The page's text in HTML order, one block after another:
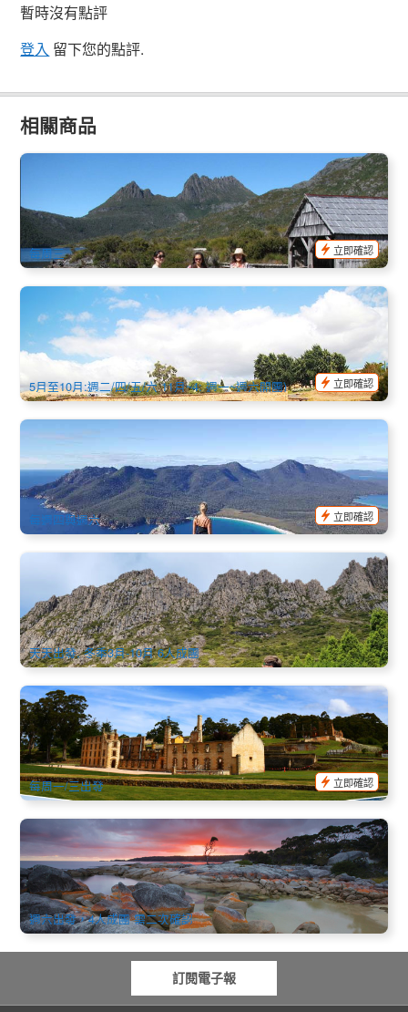
暫時沒有點評
登入 留下您的點評.
相關商品
霍巴特 - 搖籃山 - 朗塞斯頓 單程一日遊 (霍巴特出發/朗塞斯頓
253 已預訂
AUD $ 264.00 $275.00
TAS06101
每周三
立即確認
里奇蒙小鎮半日遊(英文) 霍巴特出發
172 已預訂
AUD $96.00 105.00
TAS06019
5月至10月:週二/四/五/六 11月~4: 週一~週六開團)
立即確認
塔斯馬尼亞│探索荒野與歷史6日英文團│霍巴特進出 Explorer
6
2.4k 已預訂
AUD $1,300.00 $1,365.00
TAS06185
每週四與週六
立即確認
塔洲全景中文5日遊
1.8k 已預訂
AUD $848.00
TAS06143
天天出發, 冬季3月-10月 6人成團
塔斯三日超級精選套餐：亞瑟港 + 酒杯灣 + 搖籃山(英文, 霍巴
特出發/朗賽斯頓結束)
59 已預訂
AUD $536.00 $570.00
TAS06000
每周一/三出發
立即確認
塔斯馬尼亞東海岸中文3日遊 | 霍巴特出發 朗塞斯頓回程
152 已預訂
AUD $738.00
TAS06135
週六出發，4人成團 需二次確認
訂閱電子報